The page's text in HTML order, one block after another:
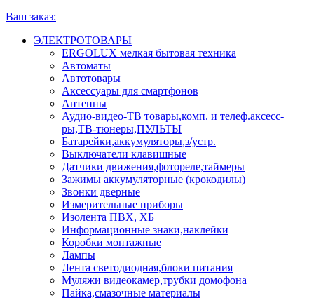
Ваш заказ:
ЭЛЕКТРОТОВАРЫ
ERGOLUX мелкая бытовая техника
Автоматы
Автотовары
Аксессуары для смартфонов
Антенны
Аудио-видео-ТВ товары,комп. и телеф.аксесс-
ры,ТВ-тюнеры,ПУЛЬТЫ
Батарейки,аккумуляторы,з/устр.
Выключатели клавишные
Датчики движения,фотореле,таймеры
Зажимы аккумуляторные (крокодилы)
Звонки дверные
Измерительные приборы
Изолента ПВХ, ХБ
Информационные знаки,наклейки
Коробки монтажные
Лампы
Лента светодиодная,блоки питания
Муляжи видеокамер,трубки домофона
Пайка,смазочные материалы